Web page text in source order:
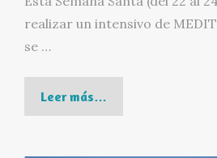
realizar un intensivo de
se …
Leer más…
de